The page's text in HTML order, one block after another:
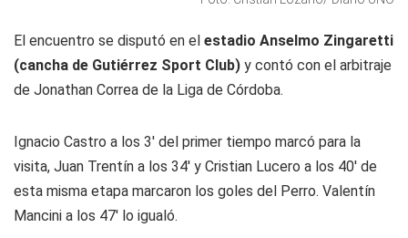
El encuentro se disputó en el estadio Anselmo Zingaretti
(cancha de Gutiérrez Sport Club) y contó con el arbitraje
de Jonathan Correa de la Liga de Córdoba.
Ignacio Castro a los 3' del primer tiempo marcó para la
visita, Juan Trentín a los 34' y Cristian Lucero a los 40' de
esta misma etapa marcaron los goles del Perro. Valentín
Mancini a los 47' lo igualó.